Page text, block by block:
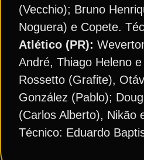
(Vecchio); Bruno
Noguera) e Copete.
Atlético (PR):
André, Thiago Heleno
Rossetto (Grafite),
González (Pablo);
(Carlos Alberto), Nikão
Técnico: Eduardo